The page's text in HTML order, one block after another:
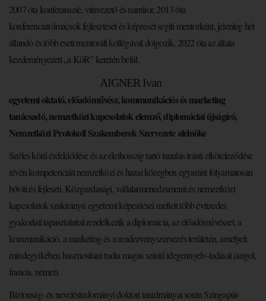
2007 óta konferanszié, vitavezető és narrátor, 2013 óta
konferenciatolmácsok fejlesztését és képzését segíti mentorként, jelenleg hét
állandó és több eseti mentorált kollégával dolgozik, 2022 óta az általa
kezdeményezett „a KöR” keretén belül.
AIGNER Ivan
egyetemi oktató, előadóművész, kommunikációs és marketing
tanácsadó, nemzetközi kapcsolatok elemző, diplomáciai újságíró,
NemzetköziProtokollSzakemberek Szervezete alelnöke
Széles körű érdeklődése és az élethosszig tartó tanulás iránti elköteleződése
révén kompetenciáit nemzetközi és hazai közegben egyaránt folyamatosan
bővíti és fejleszti. Közgazdasági, vállalatmenedzsmenti és nemzetközi
kapcsolatok szakirányú egyetemi képesítései mellett több évtizedes
gyakorlati tapasztalattal rendelkezik a diplomácia, az előadóművészet, a
kommunikáció, a marketing és a rendezvényszervezés területén, amelyek
mindegyikében hasznosítani tudta magas szintű idegennyelv-tudását (angol,
francia, német).
Biztonság- és neveléstudományi doktori tanulmányai során Szingapúr-